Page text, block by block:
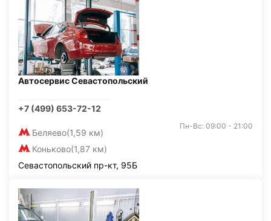
Автосервис Севастопольский
+7 (499) 653-72-12
Беляево(1,59 км)
Коньково(1,87 км)
Пн-Вс: 09:00 - 21:00
Севастопольский пр-кт, 95Б